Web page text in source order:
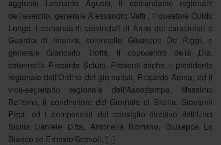
aggiunto Leonardo Agueci, il comandante regionale
dell'esercito, generale Alessandro Veltri, il questore Guido
Longo, i comandanti provinciali di Arma dei carabinieri e
Guardia di finanza, colonnello Giuseppe De Riggi, e
generale Giancarlo Trotta, il capocentro della Dia,
colonnello Riccardo Sciuto. Presenti anche il presidente
regionale dell'Ordine dei giornalisti, Riccardo Arena, ed il
vice-segretario regionale dell'Assostampa, Massimo
Bellomo, il condirettore del Giornale di Sicilia, Giovanni
Pepi, ed i componenti del consiglio direttivo dell'Unci
Sicilia Daniele Ditta, Antonella Romano, Giuseppe Lo
Bianco ed Ernesto Scevoli. [...]